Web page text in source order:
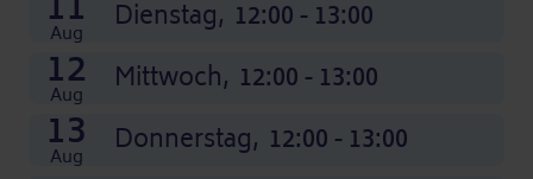
Aug Dienstag, 12:00 - 13:00
12
Aug Mittwoch, 12:00 - 13:00
13
Aug Donnerstag, 12:00 - 13:00